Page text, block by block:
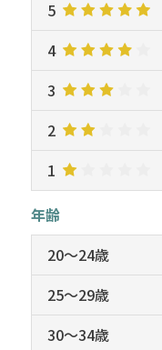
5
4
3
2
1
年齢
20～24歳
25～29歳
30～34歳